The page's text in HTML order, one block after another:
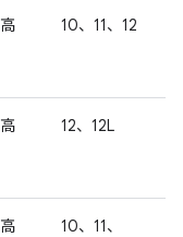
高 10、11、12
高 12、12L
高
10、11、